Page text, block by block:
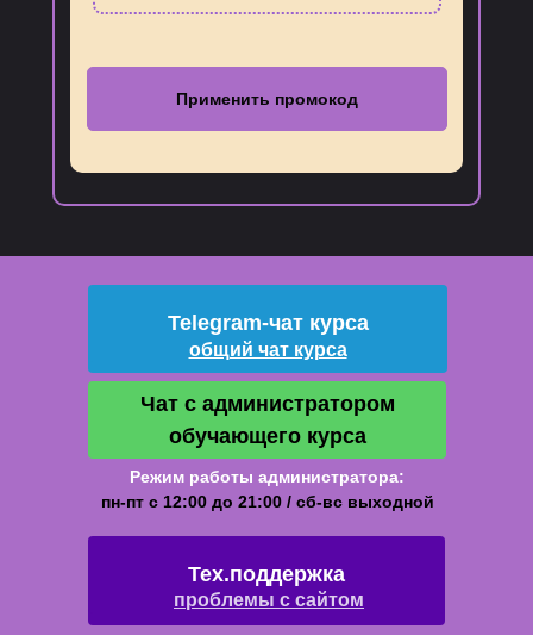
Применить промокод
Telegram-чат курса
Тех.поддержка
Тех.поддержка
проблемы с сайтом
Telegram-чат курса
Чат с администратором
обучающего курса
Режим работы администратора:
пн-пт с 12:00 до 21:00 / сб-вс выходной
общий чат курса